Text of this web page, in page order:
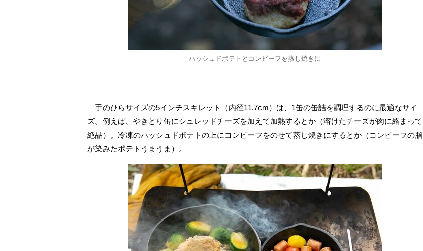
ハッシュドポテトとコンビーフを蒸し焼きに
手のひらサイズの5インチスキレット（内径11.7cm）は、1缶の缶詰を調理するのに最適なサイ
ズ。例えば、やきとり缶にシュレッドチーズを加えて加熱するとか（溶けたチーズが肉に絡まって
絶品）。冷凍のハッシュドポテトの上にコンビーフをのせて蒸し焼きにするとか（コンビーフの脂
が染みたポテトうまうま）。